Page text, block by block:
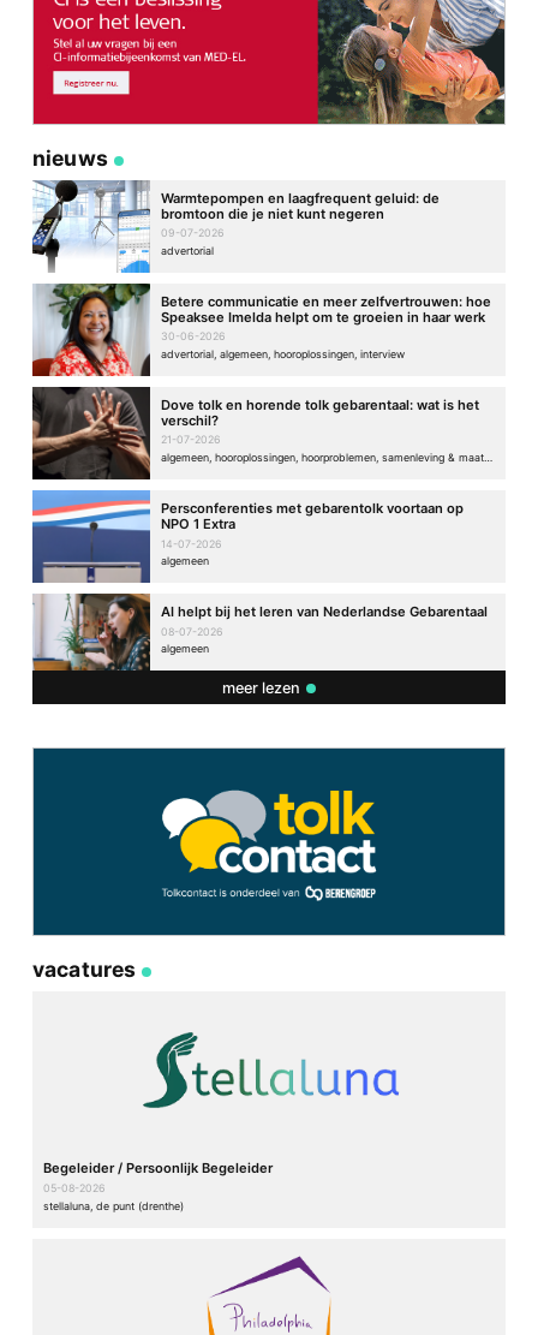
nieuws
Warmtepompen en laagfrequent geluid: de
bromtoon die je niet kunt negeren
09-07-2026
advertorial
Betere communicatie en meer zelfvertrouwen: hoe
Speaksee Imelda helpt om te groeien in haar werk
30-06-2026
advertorial, algemeen, hooroplossingen, interview
Dove tolk en horende tolk gebarentaal: wat is het
verschil?
21-07-2026
Persconferenties met gebarentolk voortaan op
NPO 1 Extra
14-07-2026
algemeen
AI helpt bij het leren van Nederlandse Gebarentaal
08-07-2026
algemeen
meer lezen
vacatures
Begeleider / Persoonlijk Begeleider
05-08-2026
stellaluna, de punt (drenthe)